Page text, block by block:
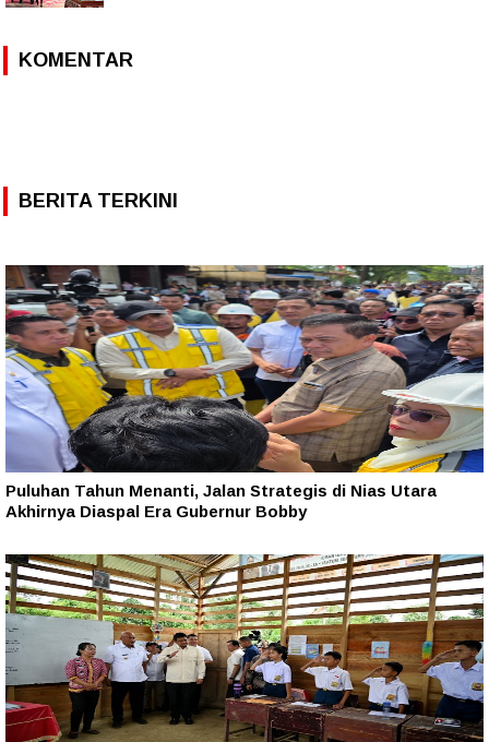
KOMENTAR
BERITA TERKINI
Puluhan Tahun Menanti, Jalan Strategis di Nias Utara
Akhirnya Diaspal Era Gubernur Bobby